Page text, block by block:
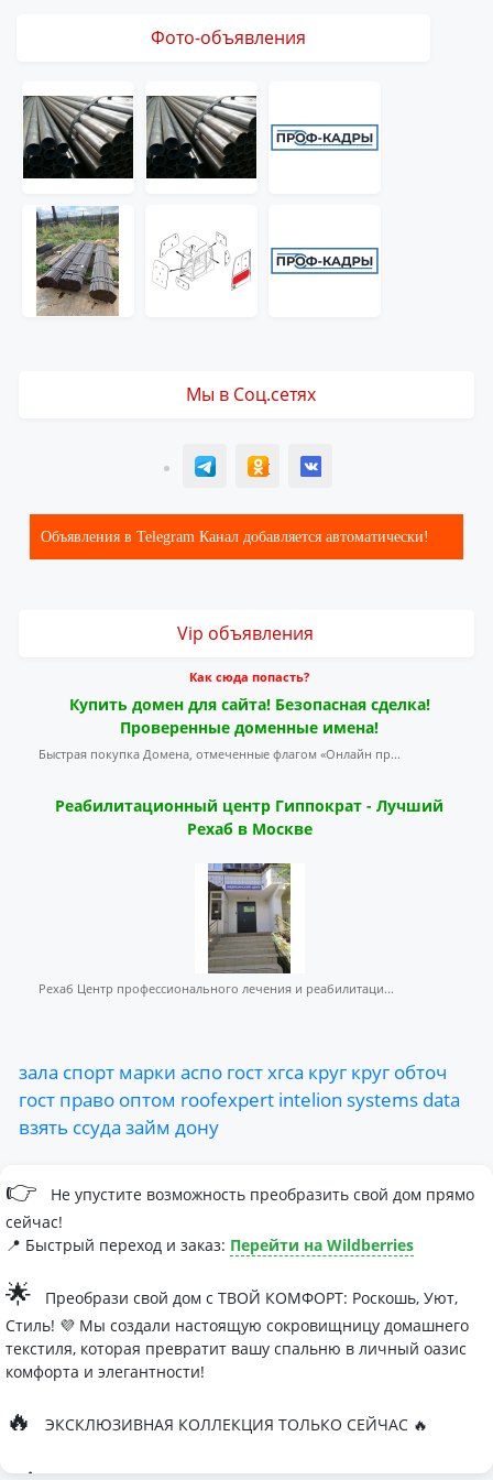
Фото-объявления
Мы в Соц.сетях
T ОК ВК
Объявления в Telegram Канал добавляется автоматически!
Vip объявления
Как сюда попасть?
Купить домен для сайта! Безопасная сделка!
Проверенные доменные имена!
Быстрая покупка Домена, отмеченные флагом «Онлайн пр...
Реабилитационный центр Гиппократ - Лучший
Рехаб в Москве
Рехаб Центр профессионального лечения и реабилитаци...
зала спорт марки аспо гостхгса круг круг обточ
гост право оптом roofexpert intelion systems data
взять ссуда займ дону
👉
Не упустите возможность преобразить свой дом прямо
сейчас!
📍 Быстрый переход и заказ: Перейти на Wildberries
🌟
Преобрази свой дом с ТВОЙ КОМФОРТ: Роскошь, Уют,
Стиль! 💜 Мы создали настоящую сокровищницу домашнего
текстиля, которая превратит вашу спальню в личный оазис
комфорта и элегантности!
🔥 ЭКСКЛЮЗИВНАЯ КОЛЛЕКЦИЯ ТОЛЬКО СЕЙЧАС 🔥